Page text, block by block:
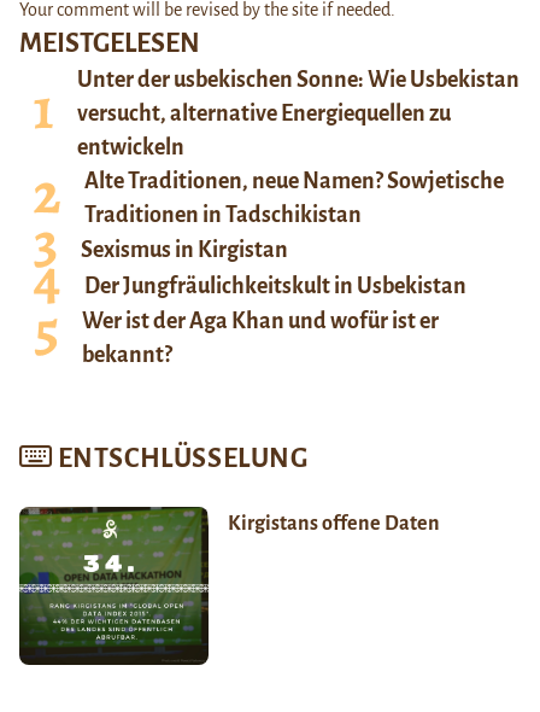
MEISTGELESEN
Unter der usbekischen Sonne: Wie Usbekistan
versucht, alternative Energiequellen zu
entwickeln
Alte Traditionen, neue Namen? Sowjetische
Traditionen in Tadschikistan
Sexismus in Kirgistan
Der Jungfräulichkeitskult in Usbekistan
Wer ist der Aga Khan und wofür ist er
bekannt?
ENTSCHLÜSSELUNG
Kirgistans offene Daten
Your comment will be revised by the site if needed.